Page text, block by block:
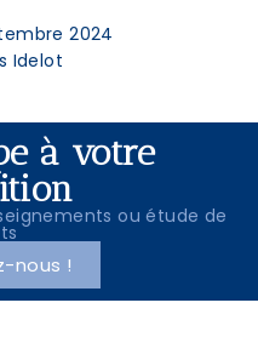
2024
Idelot
à votre
ou étude de
nous !